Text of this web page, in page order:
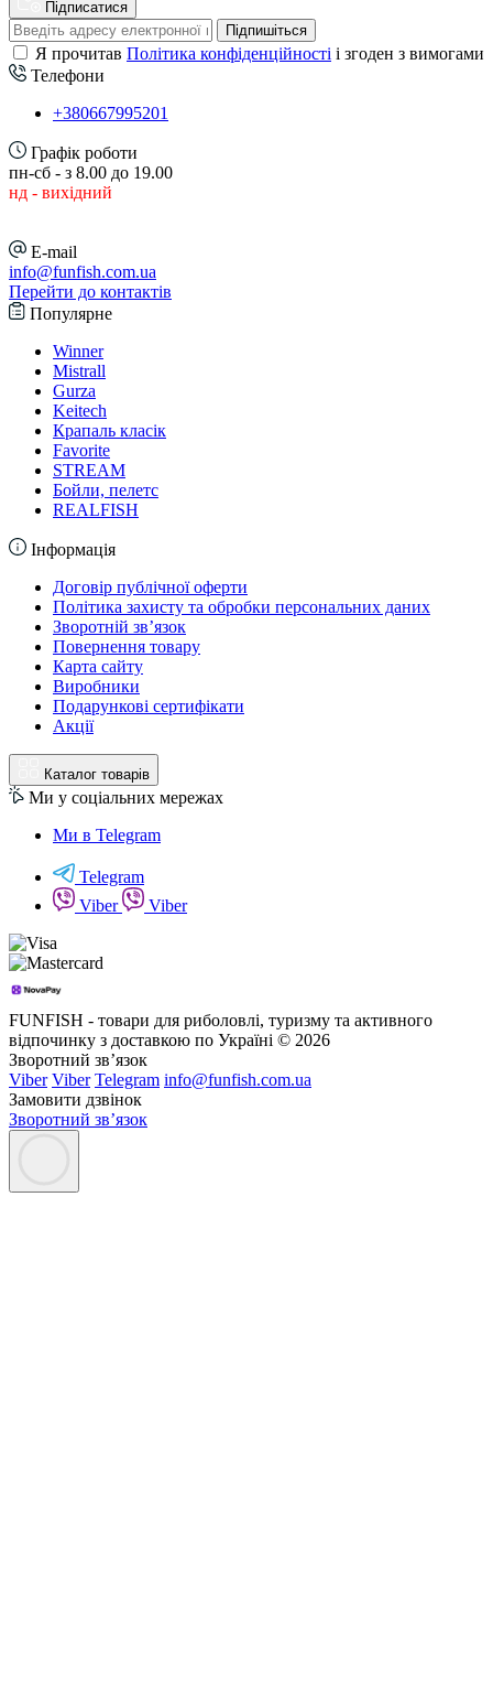
Підписатися
Підпишіться
Я прочитав Політика конфіденційності і згоден з вимогами
Телефони
+380667995201
Графік роботи
пн-сб - з 8.00 до 19.00
нд - вихідний
E-mail
info@funfish.com.ua
Перейти до контактів
Популярне
Winner
Mistrall
Gurza
Keitech
Крапаль класік
Favorite
STREAM
Бойли, пелетс
REALFISH
Інформація
Договір публічної оферти
Політика захисту та обробки персональних даних
Зворотній зв’язок
Повернення товару
Карта сайту
Виробники
Подарункові сертифікати
Акції
Каталог товарів
Ми у соціальних мережах
Ми в Telegram
Telegram
Viber
Viber
FUNFISH - товари для риболовлі, туризму та активного
відпочинку з доставкою по Україні © 2026
Зворотний зв’язок
Viber Viber Telegram info@funfish.com.ua
Замовити дзвінок
Зворотний зв’язок